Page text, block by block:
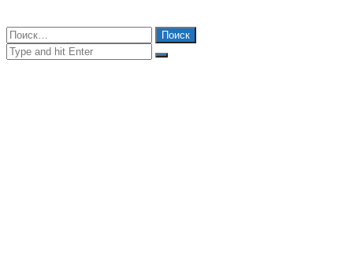
Close
Найти:
Close
Search